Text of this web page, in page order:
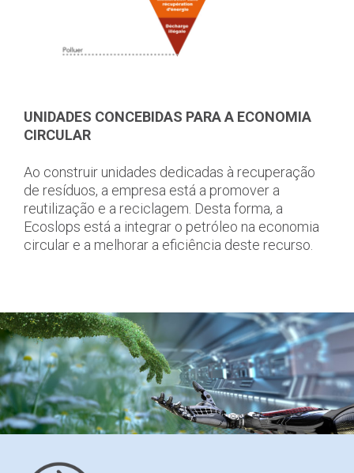
UNIDADES CONCEBIDAS PARA A ECONOMIA
CIRCULAR
Ao construir unidades dedicadas à recuperação
de resíduos, a empresa está a promover a
reutilização e a reciclagem. Desta forma, a
Ecoslops está a integrar o petróleo na economia
circular e a melhorar a eficiência deste recurso.